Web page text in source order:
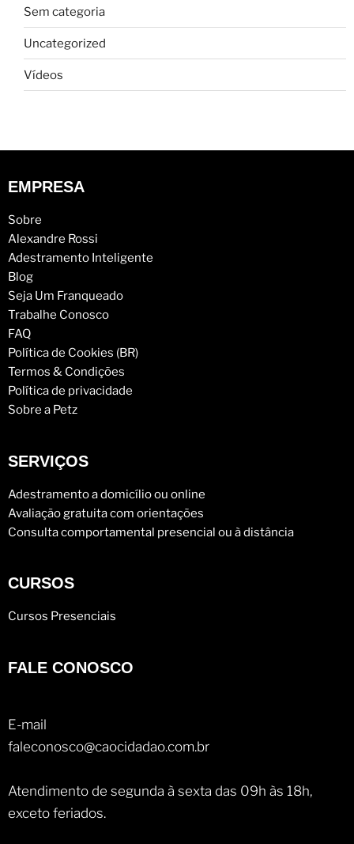
Sem categoria
Uncategorized
Vídeos
EMPRESA
Sobre
Alexandre Rossi
Adestramento Inteligente
Blog
Seja Um Franqueado
Trabalhe Conosco
FAQ
Política de Cookies (BR)
Termos & Condições
Política de privacidade
Sobre a Petz
SERVIÇOS
Adestramento a domicílio ou online
Avaliação gratuita com orientações
Consulta comportamental presencial ou à distância
CURSOS
Cursos Presenciais
FALE CONOSCO
E-mail
faleconosco@caocidadao.com.br
Atendimento de segunda à sexta das 09h às 18h,
exceto feriados.